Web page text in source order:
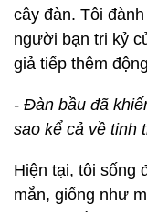
cây đàn. Tôi
người bạn tri kỷ
giả tiếp thêm
- Đàn bầu đã
sao kể cả về tinh
Hiện tại, tôi sống
mắn, giống như